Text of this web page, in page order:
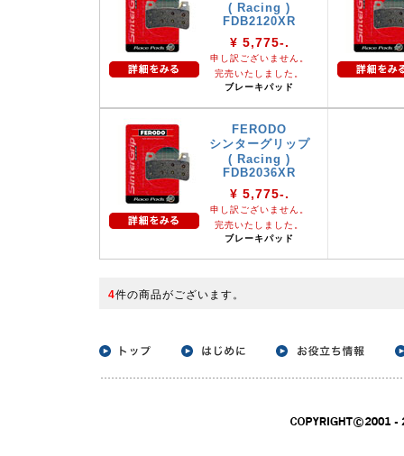
( Racing )
FDB2120XR
¥ 5,775-.
申し訳ございません。
完売いたしました。
ブレーキパッド
FERODO
シンターグリップ
( Racing )
FDB2036XR
¥ 5,775-.
申し訳ございません。
完売いたしました。
ブレーキパッド
4件の商品がございます。